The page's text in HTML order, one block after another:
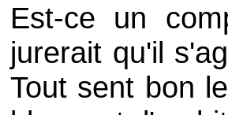
Est-ce un
jurerait qu'il
Tout sent bon